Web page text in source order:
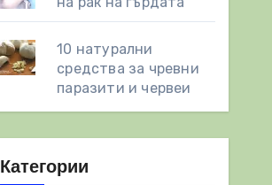
10 натурални
средства за чревни
паразити и червеи
Категории